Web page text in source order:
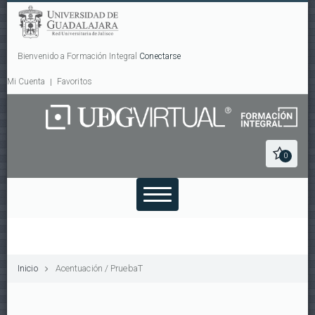
Bienvenido a Formación Integral Conectarse
Mi Cuenta Favoritos
0
Inicio Acentuación / PruebaT